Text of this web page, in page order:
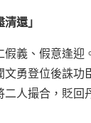
還」
義、假意逢迎
勇登位後誅功
人撮合，貶回